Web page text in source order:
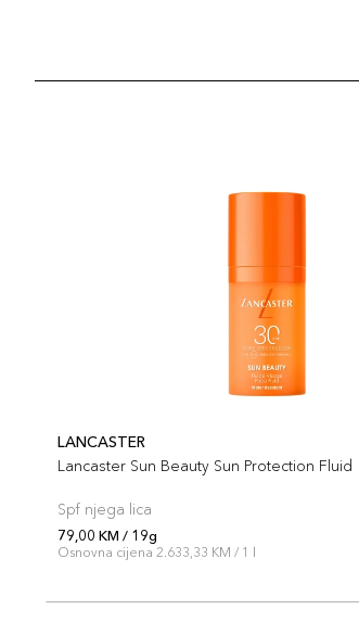
LANCASTER
Lancaster Sun Beauty Sun Protection Fluid
Spf njega lica
79,00 KM / 19g
Osnovna cijena 2.633,33 KM / 1 l